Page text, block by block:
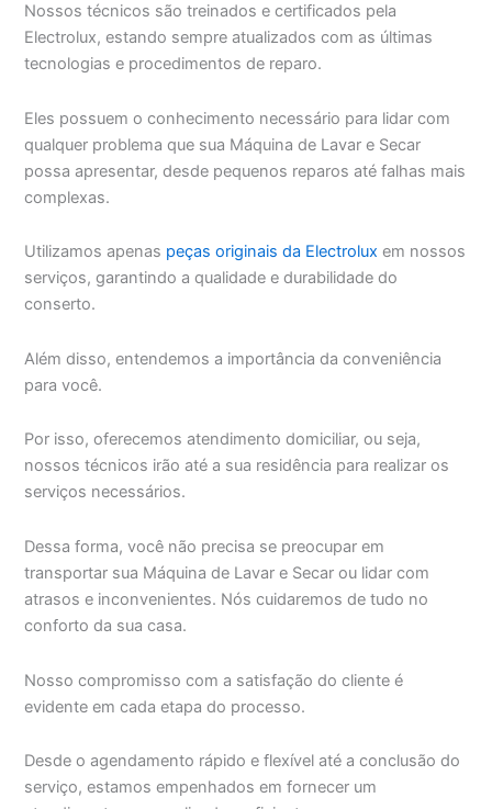
Nossos técnicos são treinados e certificados pela
Electrolux, estando sempre atualizados com as últimas
tecnologias e procedimentos de reparo.
Eles possuem o conhecimento necessário para lidar com
qualquer problema que sua Máquina de Lavar e Secar
possa apresentar, desde pequenos reparos até falhas mais
complexas.
Utilizamos apenas peças originais da Electrolux em nossos
serviços, garantindo a qualidade e durabilidade do
conserto.
Além disso, entendemos a importância da conveniência
para você.
Por isso, oferecemos atendimento domiciliar, ou seja,
nossos técnicos irão até a sua residência para realizar os
serviços necessários.
Dessa forma, você não precisa se preocupar em
transportar sua Máquina de Lavar e Secar ou lidar com
atrasos e inconvenientes. Nós cuidaremos de tudo no
conforto da sua casa.
Nosso compromisso com a satisfação do cliente é
evidente em cada etapa do processo.
Desde o agendamento rápido e flexível até a conclusão do
serviço, estamos empenhados em fornecer um